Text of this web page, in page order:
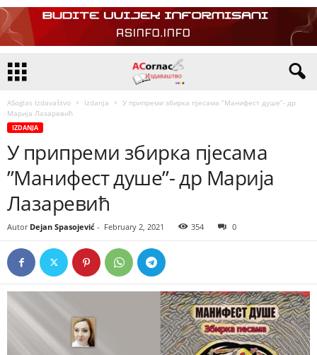
ASoglas Izdavaštvo Izdanja
У припреми збирка пјесама ”Манифест душе”- др
Марија Лазаревић
IZDANJA
У припреми збирка пјесама
”Манифест душе”- др Марија
Лазаревић
Autor Dejan Spasojević - February 2, 2021 354 0